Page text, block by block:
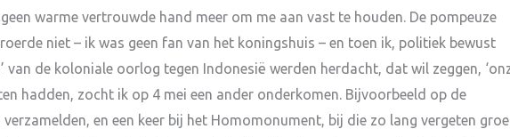
warme vertrouwde hand meer om me aan vast te houden. De pompeuze
niet – ik was geen fan van het koningshuis – en toen ik, politiek bewust
van de koloniale oorlog tegen Indonesië werden herdacht, dat wil zeggen,
hadden, zocht ik op 4 mei een ander onderkomen. Bijvoorbeeld op de
en een keer bij het Homomonument, bij die zo lang vergeten